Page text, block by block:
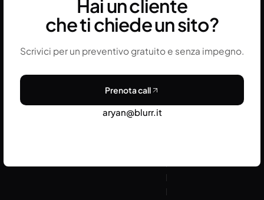
Hai un cliente
che ti chiede un sito?
Scrivici per un preventivo gratuito e senza impegno.
Prenota call
aryan@blurr.it